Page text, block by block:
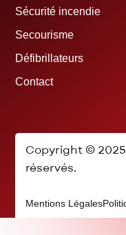
Sécurité incendie
Secourisme
Défibrillateurs
Contact
Copyright ©
réservés.
Mentions Légales